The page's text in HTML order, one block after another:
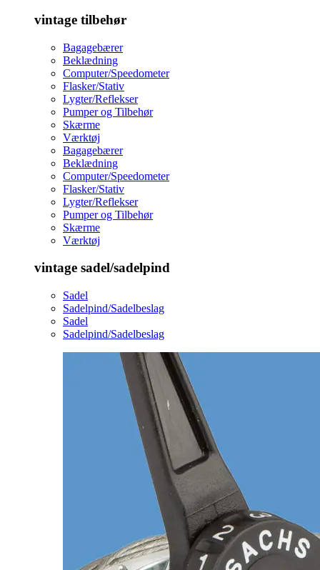
vintage tilbehør
Bagagebærer
Beklædning
Computer/Speedometer
Flasker/Stativ
Lygter/Reflekser
Pumper og Tilbehør
Skærme
Værktøj
Bagagebærer
Beklædning
Computer/Speedometer
Flasker/Stativ
Lygter/Reflekser
Pumper og Tilbehør
Skærme
Værktøj
vintage sadel/sadelpind
Sadel
Sadelpind/Sadelbeslag
Sadel
Sadelpind/Sadelbeslag